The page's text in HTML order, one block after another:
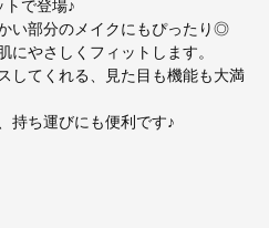
で登場♪
い部分のメイクにもぴったり◎
にやさしくフィットします。
してくれる、見た目も機能も大満
持ち運びにも便利です♪